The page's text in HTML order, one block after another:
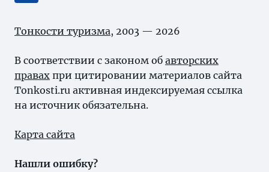
Тонкости туризма, 2003 — 2026
В соответствии с законом об авторских
правах при цитировании материалов сайта
Tonkosti.ru активная индексируемая ссылка
на источник обязательна.
Карта сайта
Нашли ошибку?